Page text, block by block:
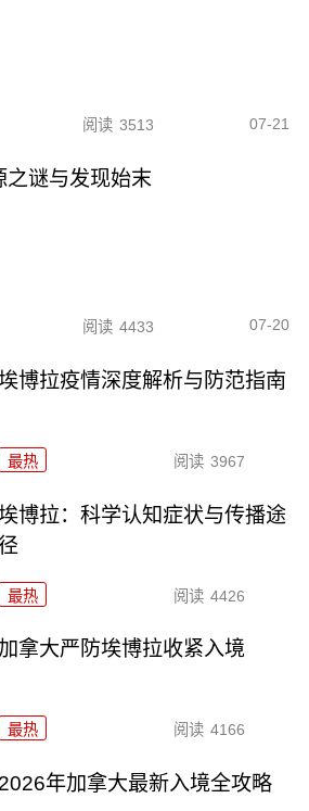
阅读 3513 07-21
之谜与发现始末
阅读 4433 07-20
博拉疫情深度解析与防范指南
最热 阅读 3967
博拉：科学认知症状与传播途
最热 阅读 4426
加拿大严防埃博拉收紧入境
最热 阅读 4166
2026年加拿大最新入境全攻略